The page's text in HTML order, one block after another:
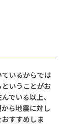
いるからでは
いうことがお
でいる以上、
ら地震に対し
すすめしま